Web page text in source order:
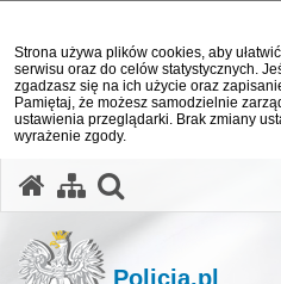
Strona używa plików cookies, aby
serwisu oraz do celów statystycznych.
zgadzasz się na ich użycie oraz
Pamiętaj, że możesz samodzielnie
ustawienia przeglądarki. Brak zmiany
wyrażenie zgody.
Policja.pl